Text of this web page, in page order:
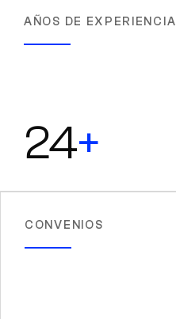
AÑOS DE EXPERIENCIA
24+
CONVENIOS